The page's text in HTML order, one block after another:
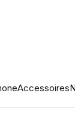
Accessoires